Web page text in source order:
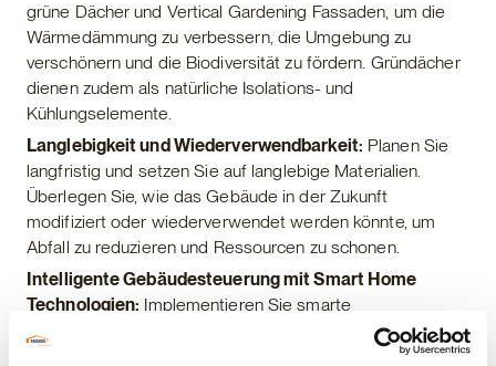
grüne Dächer und Vertical Gardening Fassaden, um die
Wärmedämmung zu verbessern, die Umgebung zu
verschönern und die Biodiversität zu fördern. Gründächer
dienen zudem als natürliche Isolations- und
Kühlungselemente.
Langlebigkeit und Wiederverwendbarkeit: Planen Sie
langfristig und setzen Sie auf langlebige Materialien.
Überlegen Sie, wie das Gebäude in der Zukunft
modifiziert oder wiederverwendet werden könnte, um
Abfall zu reduzieren und Ressourcen zu schonen.
Intelligente Gebäudesteuerung mit Smart Home
Technologien: Implementieren Sie smarte
Gebäudetechnologien für eine effiziente Steuerung von
Beleuchtung, Heizung, Lüftung und anderen Systemen.